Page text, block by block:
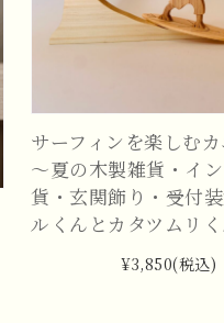
サーフィンを楽しむ
～夏の木製雑貨・イ
貨・玄関飾り・受付
ルくんとカタツムリ
¥3,850(税込)